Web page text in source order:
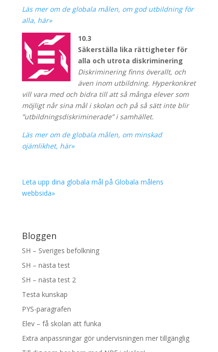
Läs mer om de globala målen, om god utbildning för
alla, här»
10.3
Säkerställa lika rättigheter för
alla och utrota diskriminering
Diskriminering finns överallt, och
även inom utbildning. Hyper­konkret
vill vara med och bidra till att så många elever som
möjligt når sina mål i skolan och på så sätt inte blir
”utbildningsdiskriminerade” i samhället.
Läs mer om de globala målen, om minskad
ojämlikhet, här»
Leta upp dina globala mål på Globala målens
webbsida»
Bloggen
SH – Sveriges befolkning
SH – nästa test
SH – nästa test 2
Testa kunskap
PYS-paragrafen
Elev – få skolan att funka
Extra anpassningar gör undervisningen mer tillgänglig